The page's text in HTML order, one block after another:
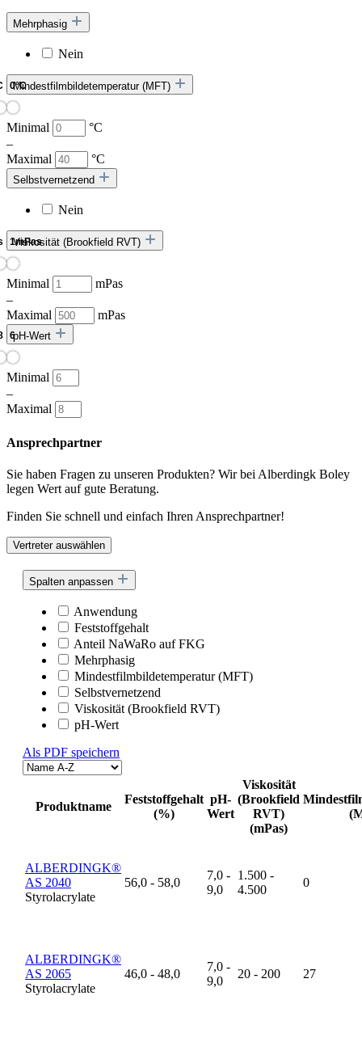
Mehrphasig
Nein
Mindestfilmbildetemperatur (MFT)
Minimal
°C
–
Maximal
°C
Selbstvernetzend
Nein
Viskosität (Brookfield RVT)
Minimal
mPas
–
Maximal
mPas
pH-Wert
Minimal
–
Maximal
Ansprechpartner
Sie haben Fragen zu unseren Produkten? Wir bei Alberdingk Boley
legen Wert auf gute Beratung.
Finden Sie schnell und einfach Ihren Ansprechpartner!
Vertreter auswählen
Spalten anpassen
Anwendung
Feststoffgehalt
Anteil NaWaRo auf FKG
Mehrphasig
Mindestfilmbildetemperatur (MFT)
Selbstvernetzend
Viskosität (Brookfield RVT)
pH-Wert
Als PDF speichern
Produktname
Feststoffgehalt
(%)
pH-
Wert
Viskosität
(Brookfield
RVT)
(mPas)
ALBERDINGK®
AS 2040
Styrolacrylate
56,0 - 58,0
7,0 -
9,0
1.500 -
4.500
0
ALBERDINGK®
AS 2065
Styrolacrylate
46,0 - 48,0
7,0 -
9,0
20 - 200 27